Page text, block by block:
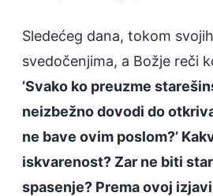
Sledećeg dana, tokom
svedočenjima, a Božje reči
’Svako ko preuzme
neizbežno dovodi do
ne bave ovim poslom?’
iskvarenost? Zar ne biti
spasenje? Prema ovoj